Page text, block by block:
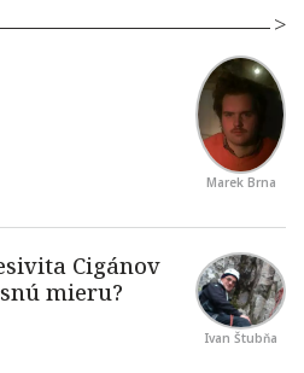
Marek Brna
Ivan Štubňa